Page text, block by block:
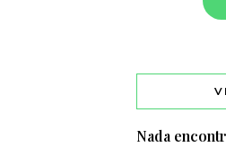
Nada